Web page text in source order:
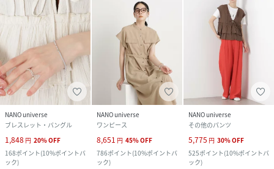
NANO universe
ブレスレット・バングル
1,848 円 20%OFF
168ポイント(10%ポイントバ
ック)
NANO universe
ワンピース
8,651 円 45%OFF
786ポイント(10%ポイントバ
ック)
NANO universe
その他のパンツ
5,775 円 30%OFF
525ポイント(10%ポイントバ
ック)